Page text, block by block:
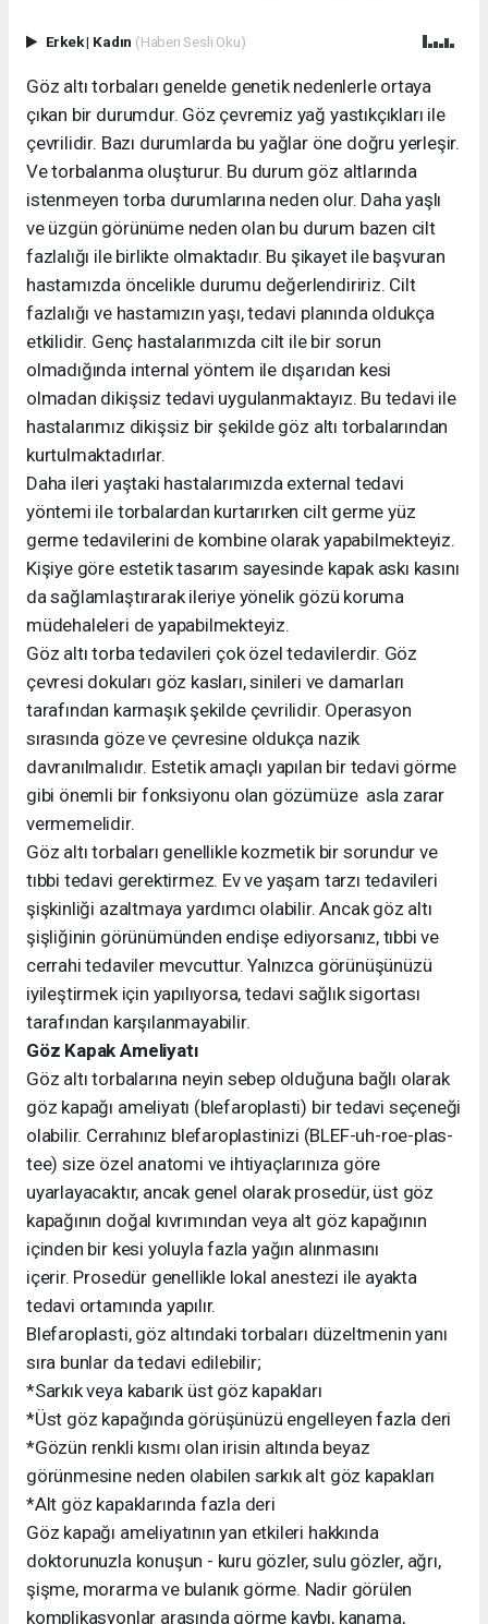
Erkek| Kadın (Haberi Sesli Oku)
Göz altı torbaları genelde genetik nedenlerle ortaya
çıkan bir durumdur. Göz çevremiz yağ yastıkçıkları ile
çevrilidir. Bazı durumlarda bu yağlar öne doğru yerleşir.
Ve torbalanma oluşturur. Bu durum göz altlarında
istenmeyen torba durumlarına neden olur. Daha yaşlı
ve üzgün görünüme neden olan bu durum bazen cilt
fazlalığı ile birlikte olmaktadır. Bu şikayet ile başvuran
hastamızda öncelikle durumu değerlendiririz. Cilt
fazlalığı ve hastamızın yaşı, tedavi planında oldukça
etkilidir. Genç hastalarımızda cilt ile bir sorun
olmadığında internal yöntem ile dışarıdan kesi
olmadan dikişsiz tedavi uygulanmaktayız. Bu tedavi ile
hastalarımız dikişsiz bir şekilde göz altı torbalarından
kurtulmaktadırlar.
Daha ileri yaştaki hastalarımızda external tedavi
yöntemi ile torbalardan kurtarırken cilt germe yüz
germe tedavilerini de kombine olarak yapabilmekteyiz.
Kişiye göre estetik tasarım sayesinde kapak askı kasını
da sağlamlaştırarak ileriye yönelik gözü koruma
müdehaleleri de yapabilmekteyiz.
Göz altı torba tedavileri çok özel tedavilerdir. Göz
çevresi dokuları göz kasları, sinileri ve damarları
tarafından karmaşık şekilde çevrilidir. Operasyon
sırasında göze ve çevresine oldukça nazik
davranılmalıdır. Estetik amaçlı yapılan bir tedavi görme
gibi önemli bir fonksiyonu olan gözümüze asla zarar
vermemelidir.
Göz altı torbaları genellikle kozmetik bir sorundur ve
tıbbi tedavi gerektirmez. Ev ve yaşam tarzı tedavileri
şişkinliği azaltmaya yardımcı olabilir. Ancak göz altı
şişliğinin görünümünden endişe ediyorsanız, tıbbi ve
cerrahi tedaviler mevcuttur. Yalnızca görünüşünüzü
iyileştirmek için yapılıyorsa, tedavi sağlık sigortası
tarafından karşılanmayabilir.
Göz Kapak Ameliyatı
Göz altı torbalarına neyin sebep olduğuna bağlı olarak
göz kapağı ameliyatı (blefaroplasti) bir tedavi seçeneği
olabilir. Cerrahınız blefaroplastinizi (BLEF-uh-roe-plas-
tee) size özel anatomi ve ihtiyaçlarınıza göre
uyarlayacaktır, ancak genel olarak prosedür, üst göz
kapağının doğal kıvrımından veya alt göz kapağının
içinden bir kesi yoluyla fazla yağın alınmasını
içerir. Prosedür genellikle lokal anestezi ile ayakta
tedavi ortamında yapılır.
Blefaroplasti, göz altındaki torbaları düzeltmenin yanı
sıra bunlar da tedavi edilebilir;
*Sarkık veya kabarık üst göz kapakları
*Üst göz kapağında görüşünüzü engelleyen fazla deri
*Gözün renkli kısmı olan irisin altında beyaz
görünmesine neden olabilen sarkık alt göz kapakları
*Alt göz kapaklarında fazla deri
Göz kapağı ameliyatının yan etkileri hakkında
doktorunuzla konuşun - kuru gözler, sulu gözler, ağrı,
şişme, morarma ve bulanık görme. Nadir görülen
komplikasyonlar arasında görme kaybı, kanama,